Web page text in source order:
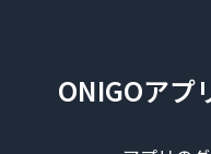
ONIGOアプ